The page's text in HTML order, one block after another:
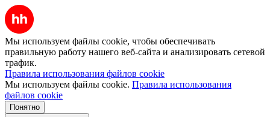
Мы используем файлы cookie, чтобы обеспечивать
правильную работу нашего веб-сайта и анализировать сетевой
трафик.
Правила использования файлов cookie
Мы используем файлы cookie. Правила использования
файлов cookie
Понятно